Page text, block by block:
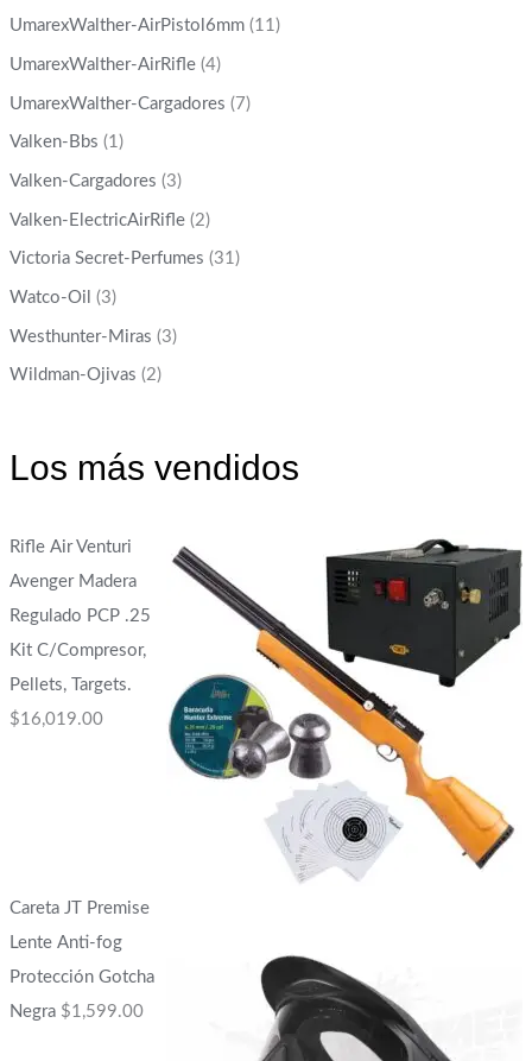
UmarexWalther-AirPistol6mm (11)
UmarexWalther-AirRifle (4)
UmarexWalther-Cargadores (7)
Valken-Bbs (1)
Valken-Cargadores (3)
Valken-ElectricAirRifle (2)
Victoria Secret-Perfumes (31)
Watco-Oil (3)
Westhunter-Miras (3)
Wildman-Ojivas (2)
Los más vendidos
Rifle Air Venturi
Avenger Madera
Regulado PCP .25
Kit C/Compresor,
Pellets, Targets.
$16,019.00
Careta JT Premise
Lente Anti-fog
Protección Gotcha
Negra $1,599.00